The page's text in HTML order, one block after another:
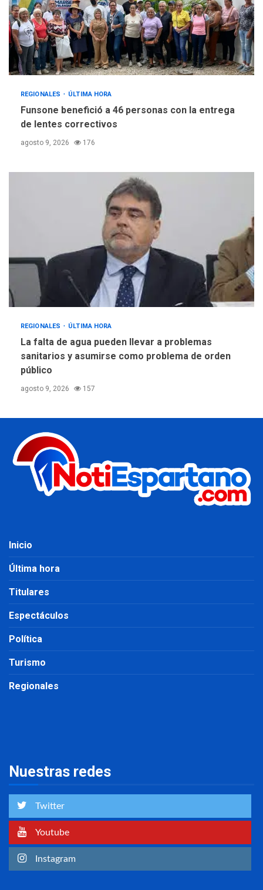
REGIONALES ÚLTIMA HORA
Funsone benefició a 46 personas con la entrega
de lentes correctivos
agosto 9, 2026 176
REGIONALES ÚLTIMA HORA
La falta de agua pueden llevar a problemas
sanitarios y asumirse como problema de orden
público
agosto 9, 2026 157
Inicio
Última hora
Titulares
Espectáculos
Política
Turismo
Regionales
Nuestras redes
Twitter
Youtube
Instagram